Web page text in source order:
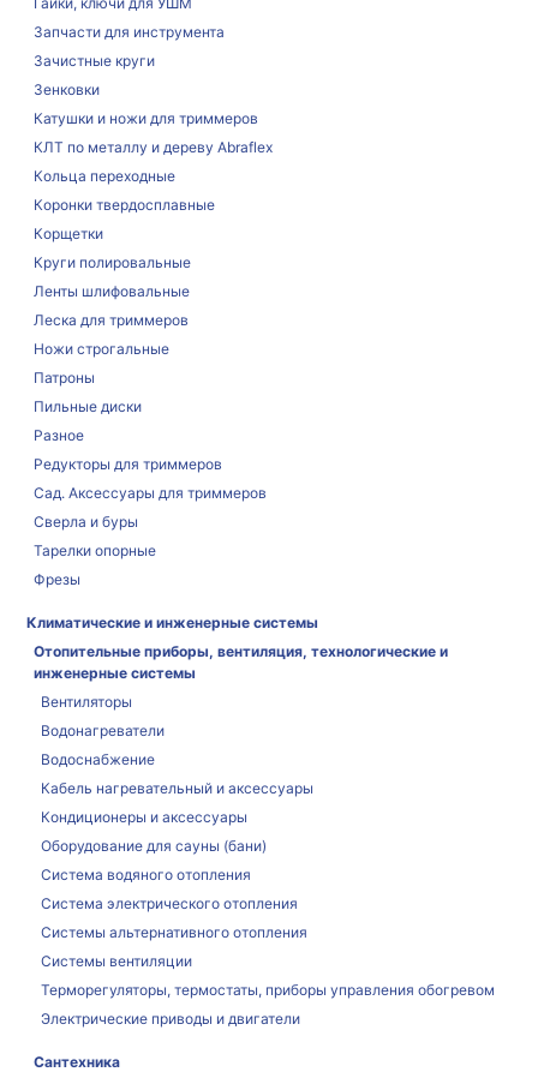
Запчасти для инструмента
Зачистные круги
Зенковки
Катушки и ножи для триммеров
КЛТ по металлу и дереву Abraflex
Кольца переходные
Коронки твердосплавные
Корщетки
Круги полировальные
Ленты шлифовальные
Леска для триммеров
Ножи строгальные
Патроны
Пильные диски
Разное
Редукторы для триммеров
Сад. Аксессуары для триммеров
Сверла и буры
Тарелки опорные
Фрезы
Климатические и инженерные системы
Отопительные приборы, вентиляция, технологические и
инженерные системы
Вентиляторы
Водонагреватели
Водоснабжение
Кабель нагревательный и аксессуары
Кондиционеры и аксессуары
Оборудование для сауны (бани)
Система водяного отопления
Система электрического отопления
Системы альтернативного отопления
Системы вентиляции
Терморегуляторы, термостаты, приборы управления обогревом
Электрические приводы и двигатели
Сантехника